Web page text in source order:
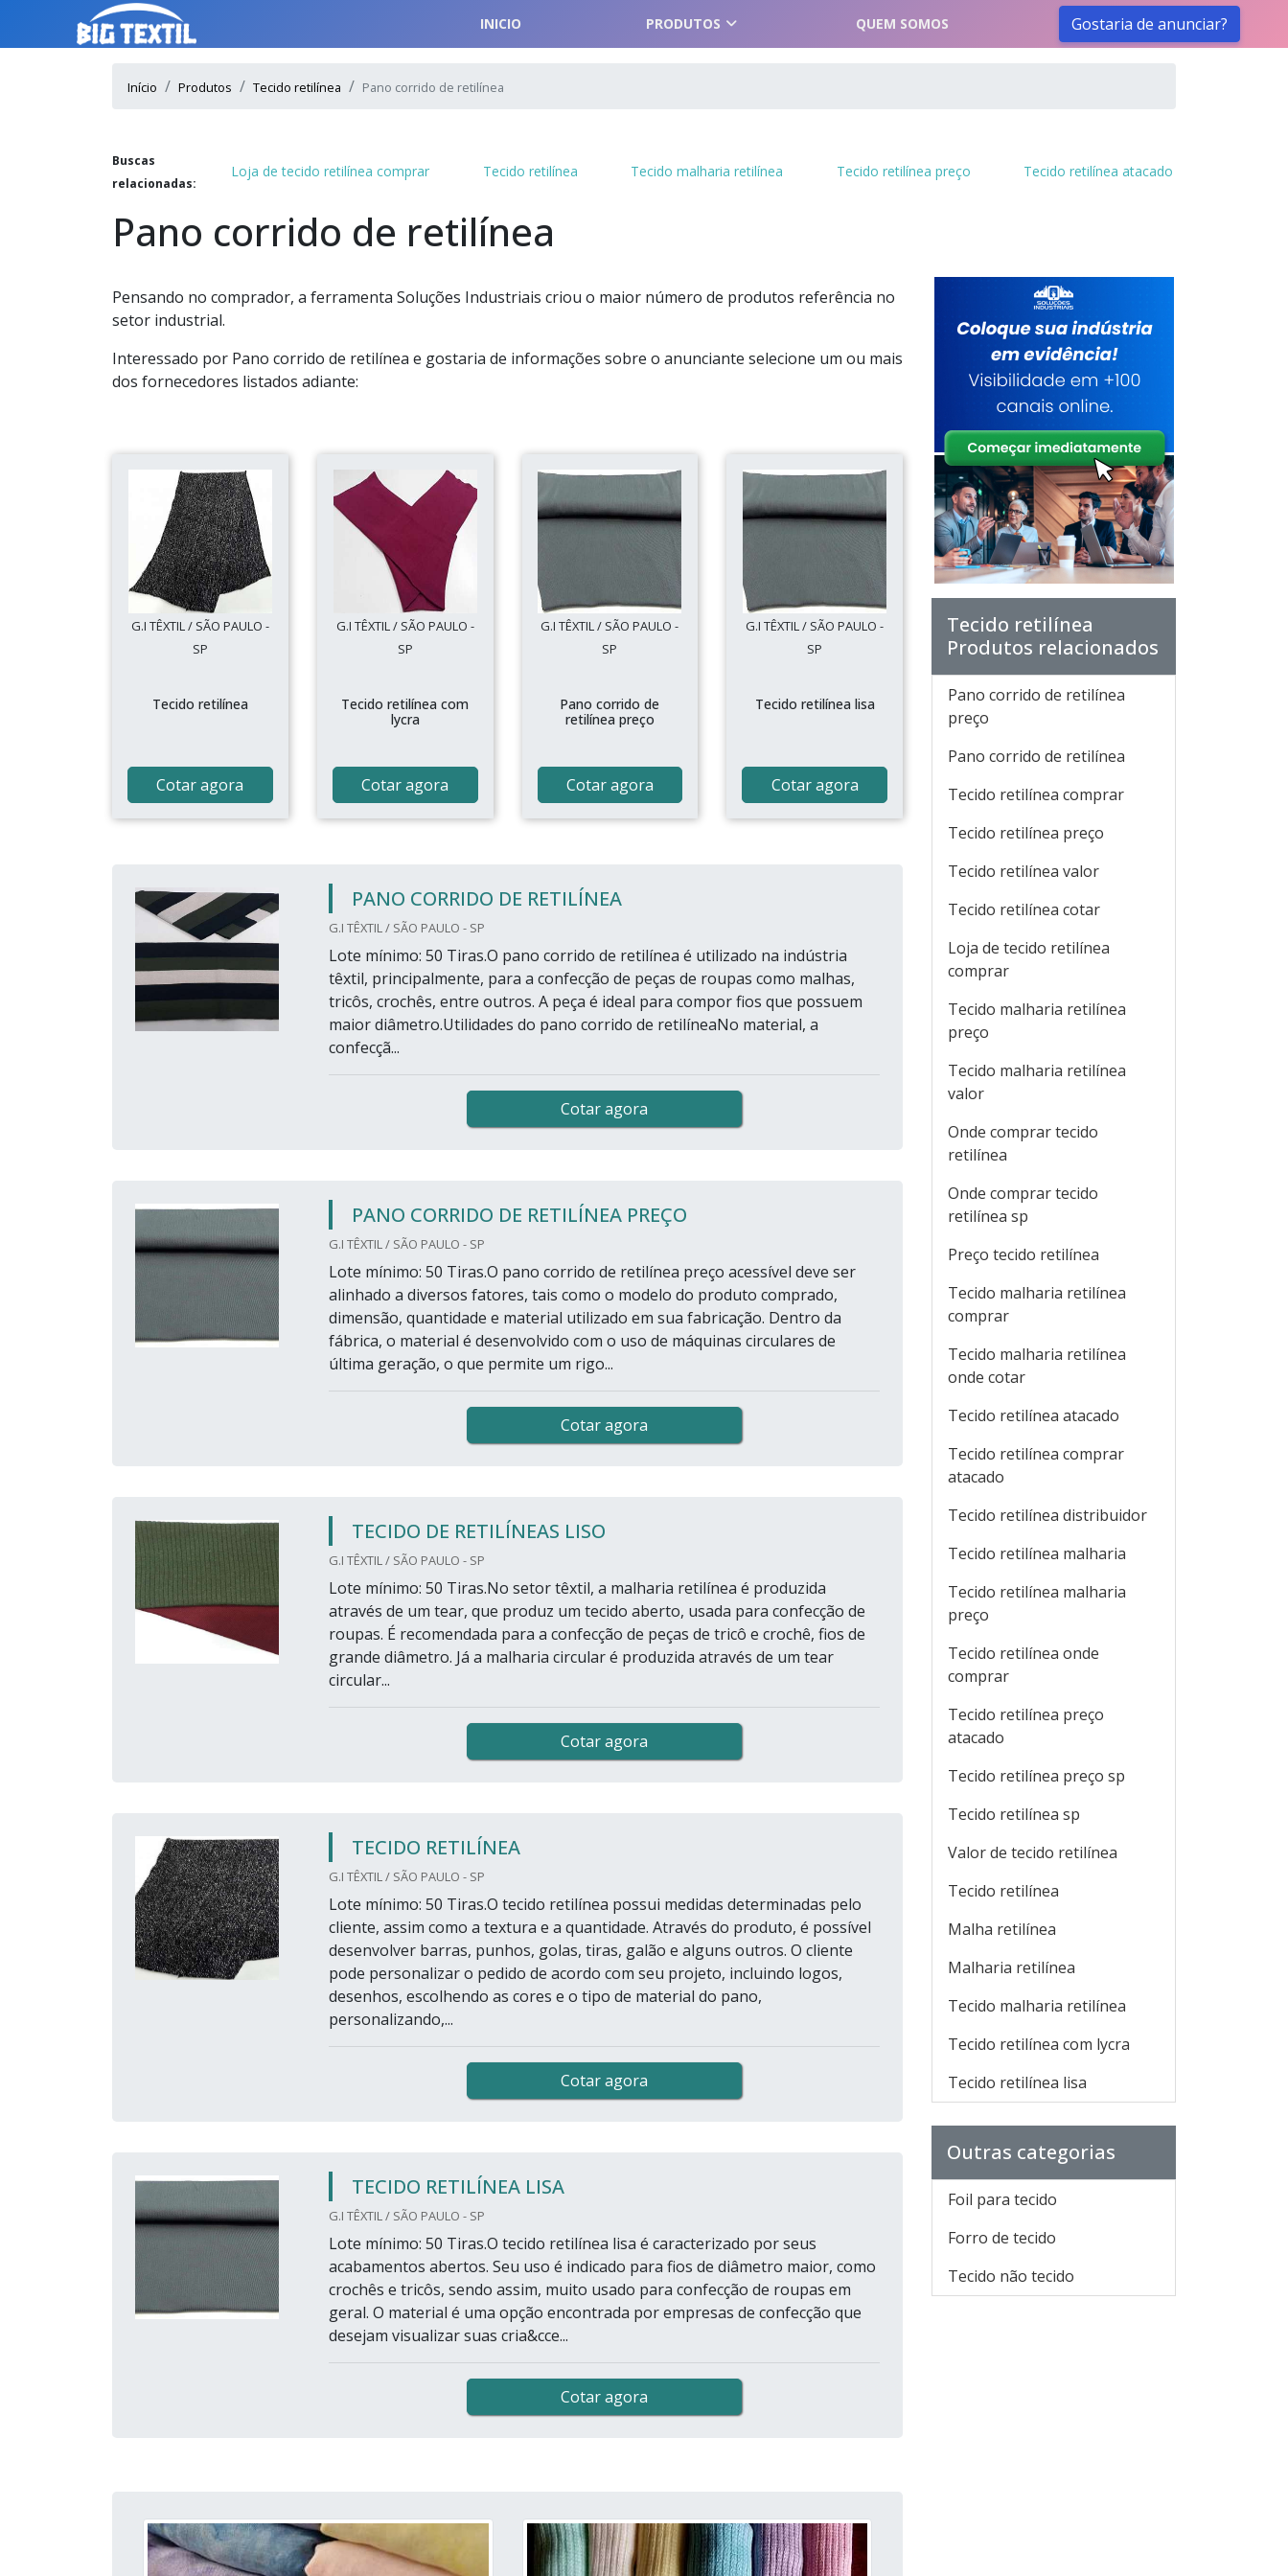
INICIO PRODUTOS QUEM SOMOS Gostaria de anunciar?
Início Produtos Tecido retilínea Pano corrido de retilínea
Buscas
relacionadas:
Loja de tecido retilínea comprar Tecido retilínea Tecido malharia retilínea Tecido retilínea preço Tecido retilínea atacado
Pano corrido de retilínea
Pensando no comprador, a ferramenta Soluções Industriais criou o maior número de produtos referência no
setor industrial.
Interessado por Pano corrido de retilínea e gostaria de informações sobre o anunciante selecione um ou mais
dos fornecedores listados adiante:
G.I TÊXTIL / SÃO PAULO -
SP
Tecido retilínea
Cotar agora
G.I TÊXTIL / SÃO PAULO -
SP
Tecido retilínea com
lycra
Cotar agora
G.I TÊXTIL / SÃO PAULO -
SP
Pano corrido de
retilínea preço
Cotar agora
G.I TÊXTIL / SÃO PAULO -
SP
Tecido retilínea lisa
Cotar agora
PANO CORRIDO DE RETILÍNEA
G.I TÊXTIL / SÃO PAULO - SP
Lote mínimo: 50 Tiras.O pano corrido de retilínea é utilizado na indústria
têxtil, principalmente, para a confecção de peças de roupas como malhas,
tricôs, crochês, entre outros. A peça é ideal para compor fios que possuem
maior diâmetro.Utilidades do pano corrido de retilíneaNo material, a
confecçã...
Cotar agora
PANO CORRIDO DE RETILÍNEA PREÇO
G.I TÊXTIL / SÃO PAULO - SP
Lote mínimo: 50 Tiras.O pano corrido de retilínea preço acessível deve ser
alinhado a diversos fatores, tais como o modelo do produto comprado,
dimensão, quantidade e material utilizado em sua fabricação. Dentro da
fábrica, o material é desenvolvido com o uso de máquinas circulares de
última geração, o que permite um rigo...
Cotar agora
TECIDO DE RETILÍNEAS LISO
G.I TÊXTIL / SÃO PAULO - SP
Lote mínimo: 50 Tiras.No setor têxtil, a malharia retilínea é produzida
através de um tear, que produz um tecido aberto, usada para confecção de
roupas. É recomendada para a confecção de peças de tricô e crochê, fios de
grande diâmetro. Já a malharia circular é produzida através de um tear
circular...
Cotar agora
TECIDO RETILÍNEA
G.I TÊXTIL / SÃO PAULO - SP
Lote mínimo: 50 Tiras.O tecido retilínea possui medidas determinadas pelo
cliente, assim como a textura e a quantidade. Através do produto, é possível
desenvolver barras, punhos, golas, tiras, galão e alguns outros. O cliente
pode personalizar o pedido de acordo com seu projeto, incluindo logos,
desenhos, escolhendo as cores e o tipo de material do pano,
personalizando,...
Cotar agora
TECIDO RETILÍNEA LISA
G.I TÊXTIL / SÃO PAULO - SP
Lote mínimo: 50 Tiras.O tecido retilínea lisa é caracterizado por seus
acabamentos abertos. Seu uso é indicado para fios de diâmetro maior, como
crochês e tricôs, sendo assim, muito usado para confecção de roupas em
geral. O material é uma opção encontrada por empresas de confecção que
desejam visualizar suas cria&cce...
Cotar agora
Tecido retilínea
Produtos relacionados
Pano corrido de retilínea
preço
Pano corrido de retilínea
Tecido retilínea comprar
Tecido retilínea preço
Tecido retilínea valor
Tecido retilínea cotar
Loja de tecido retilínea
comprar
Tecido malharia retilínea
preço
Tecido malharia retilínea
valor
Onde comprar tecido
retilínea
Onde comprar tecido
retilínea sp
Preço tecido retilínea
Tecido malharia retilínea
comprar
Tecido malharia retilínea
onde cotar
Tecido retilínea atacado
Tecido retilínea comprar
atacado
Tecido retilínea distribuidor
Tecido retilínea malharia
Tecido retilínea malharia
preço
Tecido retilínea onde
comprar
Tecido retilínea preço
atacado
Tecido retilínea preço sp
Tecido retilínea sp
Valor de tecido retilínea
Tecido retilínea
Malha retilínea
Malharia retilínea
Tecido malharia retilínea
Tecido retilínea com lycra
Tecido retilínea lisa
Outras categorias
Foil para tecido
Forro de tecido
Tecido não tecido